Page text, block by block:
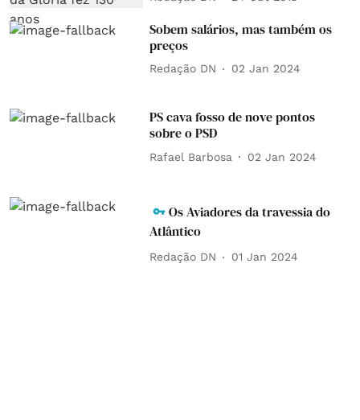
Sobem salários, mas também os
preços
Redação DN 02 Jan 2024
PS cava fosso de nove pontos
sobre o PSD
Rafael Barbosa 02 Jan 2024
Os Aviadores da travessia do
Atlântico
Redação DN 01 Jan 2024